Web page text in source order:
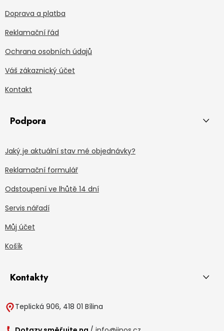
Doprava a platba
Reklamační řád
Ochrana osobních údajů
Váš zákaznický účet
Kontakt
Podpora
Jaký je aktuální stav mé objednávky?
Reklamační formulář
Odstoupení ve lhůtě 14 dní
Servis nářadí
Můj účet
Košík
Kontakty
Teplická 906, 418 01 Bílina